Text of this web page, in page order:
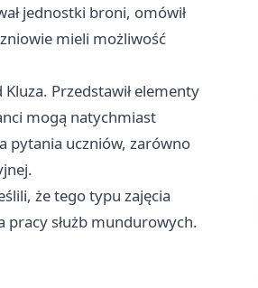
jednostki broni, omówił
mieli możliwość
Przedstawił elementy
mogą natychmiast
pytania uczniów, zarówno
że tego typu zajęcia
pracy służb mundurowych.